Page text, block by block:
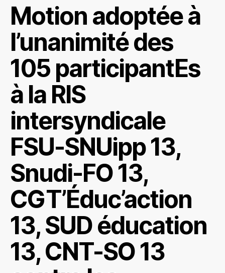
Motion adoptée à
l’unanimité des
105 participantEs
à la RIS
intersyndicale
FSU-SNUipp 13,
Snudi-FO 13,
CGT’Éduc’action
13, SUD éducation
13, CNT-SO 13